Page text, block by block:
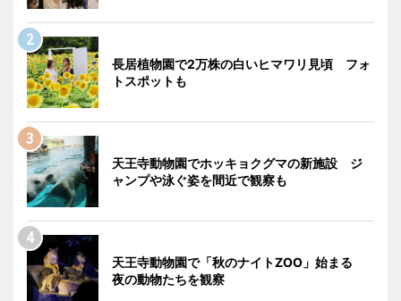
長居植物園で2万株の白いヒマワリ見頃 フォ
トスポットも
天王寺動物園でホッキョクグマの新施設 ジ
ャンプや泳ぐ姿を間近で観察も
天王寺動物園で「秋のナイトZOO」始まる
夜の動物たちを観察